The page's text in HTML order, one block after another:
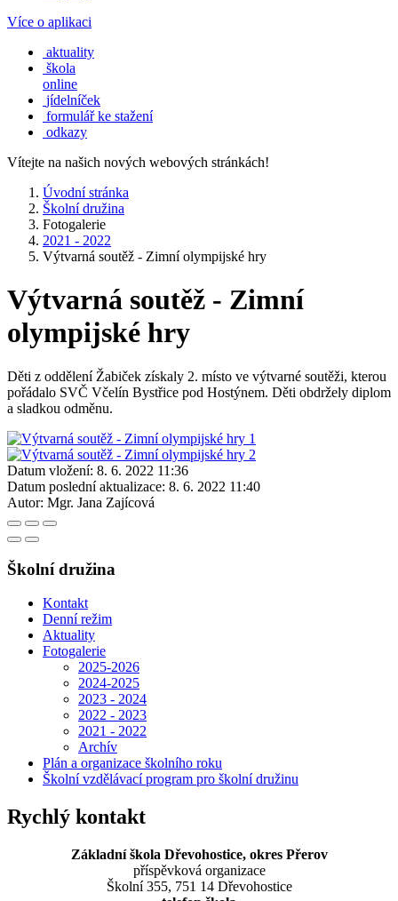
Více o aplikaci
aktuality
škola
online
jídelníček
formulář ke stažení
odkazy
Vítejte na našich nových webových stránkách!
Úvodní stránka
Školní družina
Fotogalerie
2021 - 2022
Výtvarná soutěž - Zimní olympijské hry
Výtvarná soutěž - Zimní
olympijské hry
Děti z oddělení Žabiček získaly 2. místo ve výtvarné soutěži, kterou
pořádalo SVČ Včelín Bystřice pod Hostýnem. Děti obdržely diplom
a sladkou odměnu.
Datum vložení: 8. 6. 2022 11:36
Datum poslední aktualizace: 8. 6. 2022 11:40
Autor: Mgr. Jana Zajícová
Školní družina
Kontakt
Denní režim
Aktuality
Fotogalerie
2025-2026
2024-2025
2023 - 2024
2022 - 2023
2021 - 2022
Archív
Plán a organizace školního roku
Školní vzdělávací program pro školní družinu
Rychlý kontakt
Základní škola Dřevohostice, okres Přerov
příspěvková organizace
Školní 355, 751 14 Dřevohostice